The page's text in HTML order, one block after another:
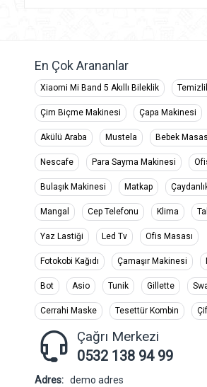
En Çok Arananlar
Xiaomi Mi Band 5 Akıllı Bileklik
Çim Biçme Makinesi Çapa Makinesi
Akülü Araba Mustela Bebek
Nescafe Para Sayma Makinesi
Bulaşık Makinesi Matkap
Mangal Cep Telefonu Klima
Yaz Lastiği Led Tv Ofis Masası
Fotokobi Kağıdı Çamaşır Makinesi
Bot Asio Tunik Gillette
Cerrahi Maske Tesettür Kombin
Çağrı Merkezi
0532 138 94 99
Adres: demo adres